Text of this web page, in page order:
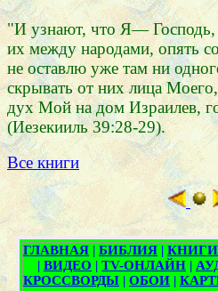
"И узнают, что Я— Господь,
их между народами, опять
не оставлю уже там ни
скрывать от них лица
дух Мой на дом Израилев,
(Иезекииль 39:28-29).
Все книги